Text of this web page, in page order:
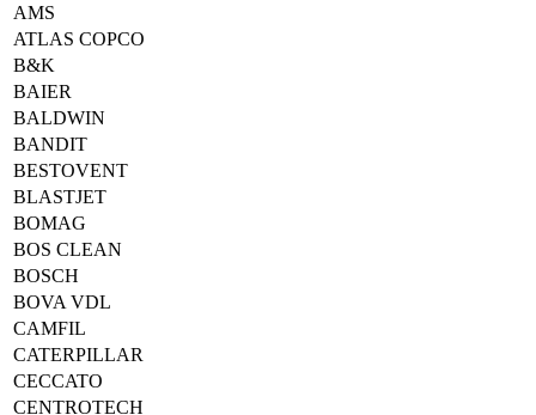
AMS
ATLAS COPCO
B&K
BAIER
BALDWIN
BANDIT
BESTOVENT
BLASTJET
BOMAG
BOS CLEAN
BOSCH
BOVA VDL
CAMFIL
CATERPILLAR
CECCATO
CENTROTECH